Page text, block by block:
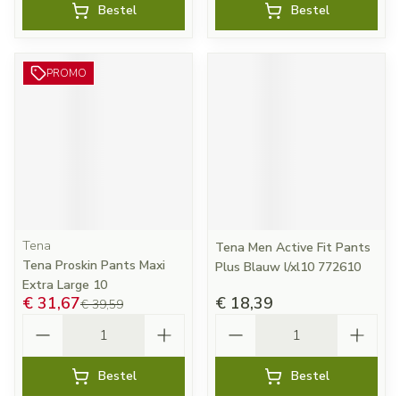
Bestel Bestel
PROMO
Tena
Tena Proskin Pants Maxi
Extra Large 10
€ 39,59
€ 31,67
Bestel
Tena Men Active Fit Pants
Plus Blauw l/xl10 772610
€ 18,39
Bestel